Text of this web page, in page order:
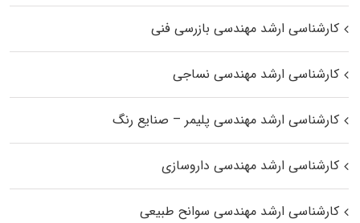
کارشناسی ارشد مهندسی بازرسی فنی
کارشناسی ارشد مهندسی نساجی
کارشناسی ارشد مهندسی پلیمر – صنایع رنگ
کارشناسی ارشد مهندسی داروسازی
کارشناسی ارشد مهندسی سوانح طبیعی